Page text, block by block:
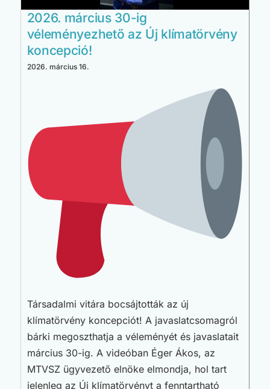
2026. március 30-ig
véleményezhető az Új klímatörvény
koncepció!
2026. március 16.
Társadalmi vitára bocsájtották az új
klímatörvény koncepciót! A javaslatcsomagról
bárki megoszthatja a véleményét és javaslatait
március 30-ig. A videóban Éger Ákos, az
MTVSZ ügyvezető elnöke elmondja, hol tart
jelenleg az Új klímatörvényt a fenntartható